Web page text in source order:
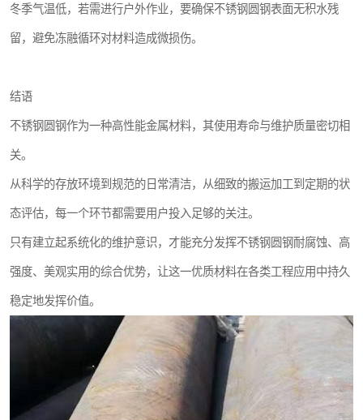
冬季气温低，若需进行户外作业，要确保不锈钢圆钢表面无积水残
留，避免冻融循环对材料造成微损伤。
结语
不锈钢圆钢作为一种高性能金属材料，其使用寿命与维护质量密切相
关。
从科学的存放环境到规范的日常清洁，从细致的搬运加工到定期的状
态评估，每一个环节都需要用户投入足够的关注。
只有建立起系统化的维护意识，才能充分发挥不锈钢圆钢耐腐蚀、高
强度、美观实用的综合优势，让这一优质材料在各类工程应用中持久
稳定地发挥价值。